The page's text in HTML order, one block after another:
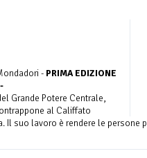
- PRIMA EDIZIONE
Grande Potere Centrale,
al Califfato
Il suo lavoro è rendere le persone